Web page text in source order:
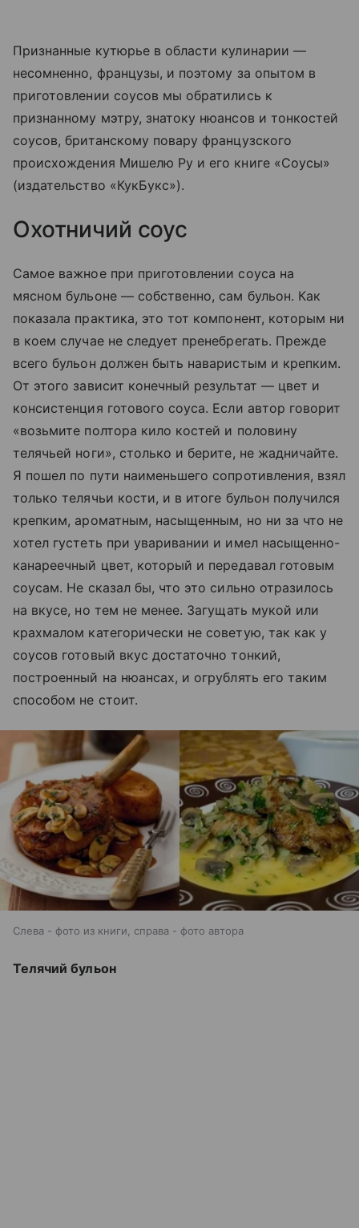
Признанные кутюрье в области кулинарии —
несомненно, французы, и поэтому за опытом в
приготовлении соусов мы обратились к
признанному мэтру, знатоку нюансов и тонкостей
соусов, британскому повару французского
происхождения Мишелю Ру и его книге «Соусы»
(издательство «КукБукс»).
Охотничий соус
Самое важное при приготовлении соуса на
мясном бульоне — собственно, сам бульон. Как
показала практика, это тот компонент, которым ни
в коем случае не следует пренебрегать. Прежде
всего бульон должен быть наваристым и крепким.
От этого зависит конечный результат — цвет и
консистенция готового соуса. Если автор говорит
«возьмите полтора кило костей и половину
телячьей ноги», столько и берите, не жадничайте.
Я пошел по пути наименьшего сопротивления, взял
только телячьи кости, и в итоге бульон получился
крепким, ароматным, насыщенным, но ни за что не
хотел густеть при уваривании и имел насыщенно-
канареечный цвет, который и передавал готовым
соусам. Не сказал бы, что это сильно отразилось
на вкусе, но тем не менее. Загущать мукой или
крахмалом категорически не советую, так как у
соусов готовый вкус достаточно тонкий,
построенный на нюансах, и огрублять его таким
способом не стоит.
Слева - фото из книги, справа - фото автора
Телячий бульон